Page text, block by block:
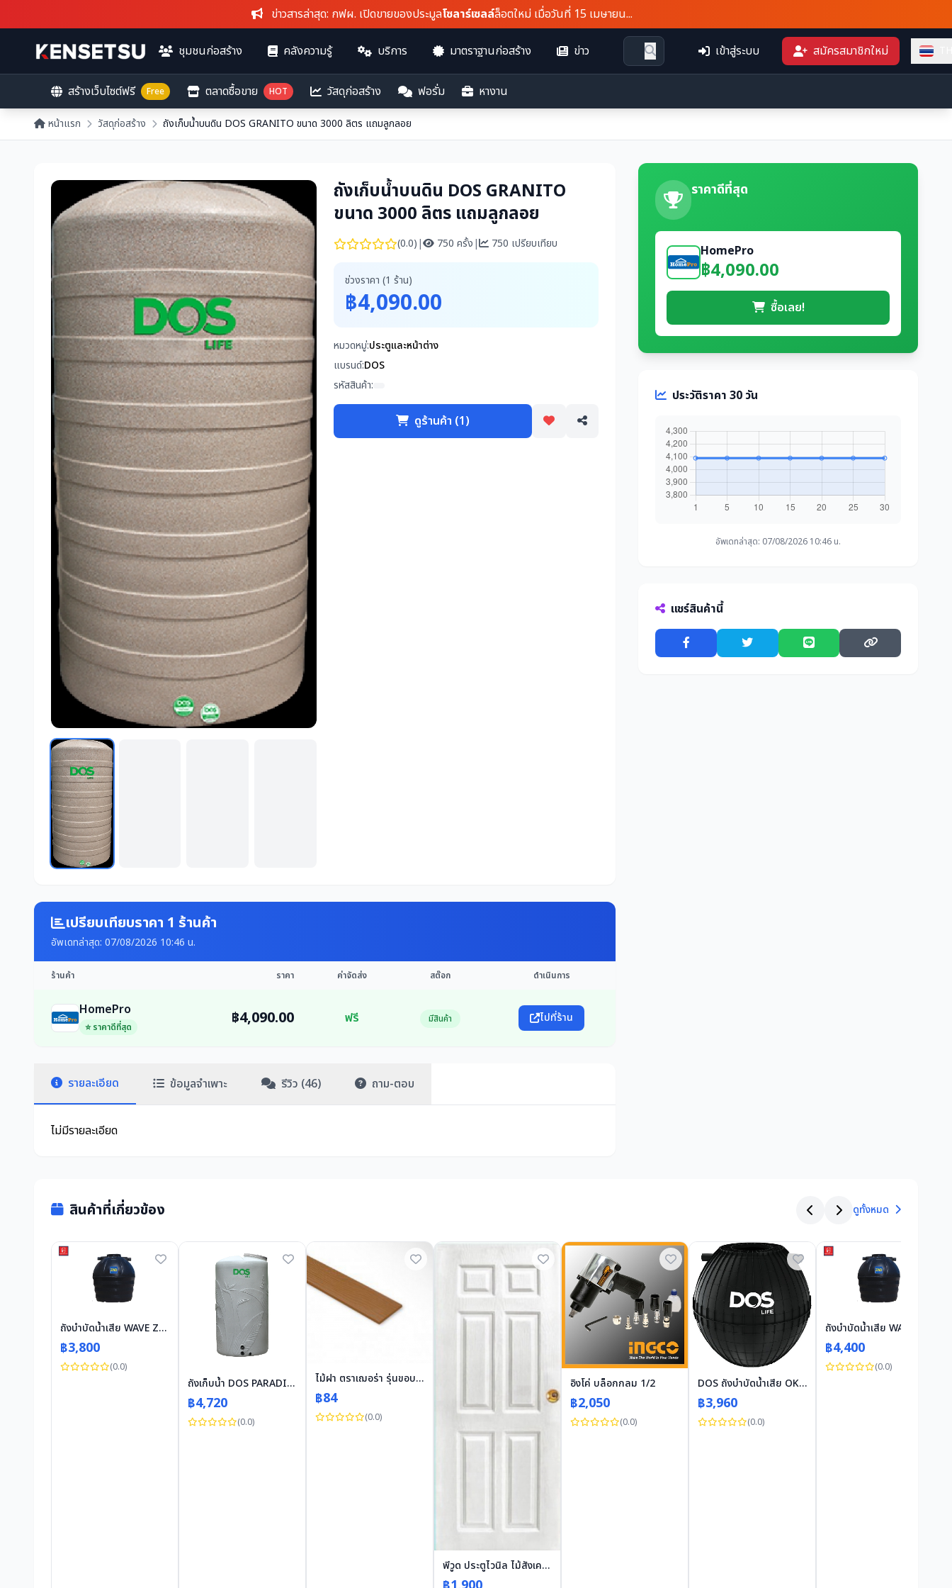
ข่าวสารล่าสุด: กฟผ. เปิดขายของประมูลโซลาร์เซลล์ล็อตใหม่ เมื่อวันที่ 15 เมษายน...
ชุมชนก่อสร้าง คลังความรู้ บริการ มาตราฐานก่อสร้าง ข่าว เข้าสู่ระบบ สมัครสมาชิกใหม่
สร้างเว็บไซต์ฟรี Free ตลาดซื้อขาย HOT วัสดุก่อสร้าง ฟอรั่ม หางาน
หน้าแรก วัสดุก่อสร้าง ถังเก็บน้ำบนดิน DOS GRANITO ขนาด 3000 ลิตร แถมลูกลอย
ถังเก็บน้ำบนดิน DOS GRANITO
ขนาด 3000 ลิตร แถมลูกลอย
(0.0)| 750 ครั้ง| 750 เปรียบเทียบ
ช่วงราคา (1 ร้าน)
฿4,090.00
หมวดหมู่:ประตูและหน้าต่าง
แบรนด์:DOS
รหัสสินค้า:
ดูร้านค้า (1)
เปรียบเทียบราคา 1 ร้านค้า
อัพเดทล่าสุด: 07/08/2026 10:46 น.
ร้านค้า ราคา ค่าจัดส่ง สต๊อก ดำเนินการ
HomePro
⭐ ราคาดีที่สุด ฿4,090.00 ฟรี มีสินค้า ไปที่ร้าน
รายละเอียด ข้อมูลจำเพาะ รีวิว (46) ถาม-ตอบ
ไม่มีรายละเอียด
ราคาดีที่สุด
HomePro
฿4,090.00
ซื้อเลย!
ประวัติราคา 30 วัน
อัพเดทล่าสุด: 07/08/2026 10:46 น.
แชร์สินค้านี้
สินค้าที่เกี่ยวข้อง ดูทั้งหมด
ถังบำบัดน้ำเสีย WAVE ZAD 1,000 L
฿3,800
(0.0)
ถังเก็บน้ำ DOS PARADISE 1000 ลิตร (สีเทา)
฿4,720
(0.0)
ไม้ฝา ตราเฌอร่า รุ่นขอบตรง ลายสัก สีสักน้ำผึ้ง Shera
฿84
(0.0)
พีวูด ประตูไวนิล ไม้สังเคราะห์ UPVC สีขาว แบบลานนา 70 X 200
อิงโค่ บล็อกกลม 1/2
฿2,050
(0.0)
DOS ถังบำบัดน้ำเสีย OK 600 ลิตร
฿3,960
(0.0)
฿4,400
(0.0)